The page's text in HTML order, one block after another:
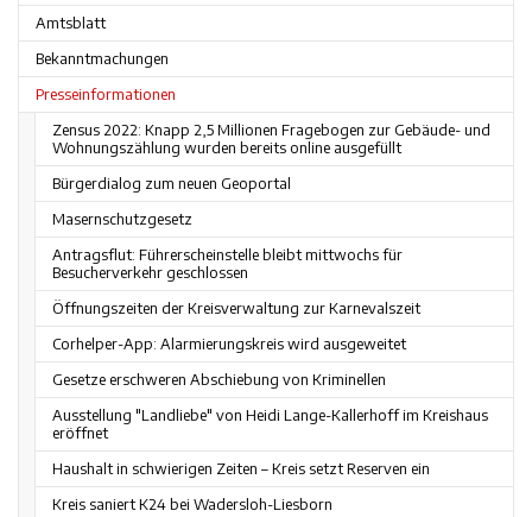
Amtsblatt
Bekanntmachungen
Presseinformationen
Zensus 2022: Knapp 2,5 Millionen Fragebogen zur Gebäude- und
Wohnungszählung wurden bereits online ausgefüllt
Bürgerdialog zum neuen Geoportal
Masernschutzgesetz
Antragsflut: Führerscheinstelle bleibt mittwochs für
Besucherverkehr geschlossen
Öffnungszeiten der Kreisverwaltung zur Karnevalszeit
Corhelper-App: Alarmierungskreis wird ausgeweitet
Gesetze erschweren Abschiebung von Kriminellen
Ausstellung "Landliebe" von Heidi Lange-Kallerhoff im Kreishaus
eröffnet
Haushalt in schwierigen Zeiten – Kreis setzt Reserven ein
Kreis saniert K24 bei Wadersloh-Liesborn